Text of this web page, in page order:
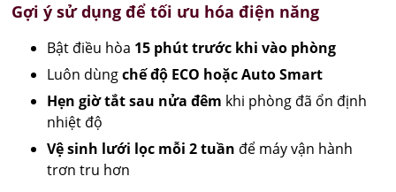
Gợi ý sử dụng để tối ưu hóa điện năng
Bật điều hòa 15 phút trước khi vào phòng
Luôn dùngchế độ ECO hoặc Auto Smart
Hẹn giờ tắt sau nửa đêm khi phòng đã ổn định
nhiệt độ
Vệ sinh lưới lọc mỗi 2 tuần để máy vận hành
trơn tru hơn